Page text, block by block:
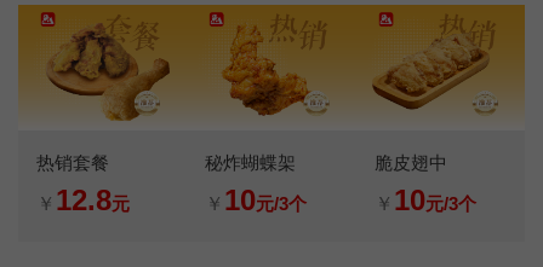
热销套餐
￥ 12.8元
秘炸蝴蝶架
￥ 10元/3个
脆皮翅中
￥ 10元/3个